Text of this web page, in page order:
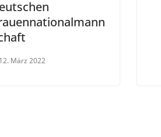
12. März 2022